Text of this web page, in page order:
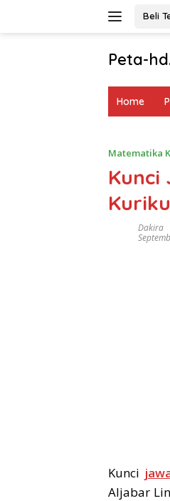
Beli
Peta-
Gambar
Home
Matematika
Kunci
Dakira
Kunci
Aljabar